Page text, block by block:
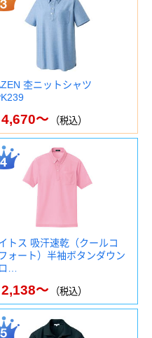
杢ニットシャツ
4,670～ （税込）
トス 吸汗速乾（クールコ
ォート）半袖ボタンダウン
…
2,138～ （税込）